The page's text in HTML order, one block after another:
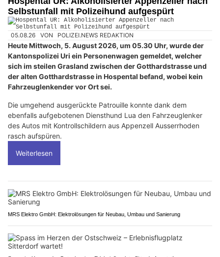
Selbstunfall mit Polizeihund aufgespürt
05.08.26 VON POLIZEI.NEWS REDAKTION
Heute Mittwoch, 5. August 2026, um 05.30 Uhr, wurde der
Kantonspolizei Uri ein Personenwagen gemeldet, welcher
sich im steilen Grasland zwischen der Gotthardstrasse und
der alten Gotthardstrasse in Hospental befand, wobei kein
Fahrzeuglenkender vor Ort sei.
Die umgehend ausgerückte Patrouille konnte dank dem
ebenfalls aufgebotenen Diensthund Lua den Fahrzeuglenker
des Autos mit Kontrollschildern aus Appenzell Ausserrhoden
rasch aufspüren.
Weiterlesen
MRS Elektro GmbH: Elektrolösungen für Neubau, Umbau und Sanierung